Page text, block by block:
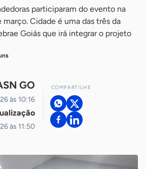
participaram do evento na
Cidade é uma das três da
Goiás que irá integrar o projeto
GO
às 10:16
às 11:50
COMPARTILHE